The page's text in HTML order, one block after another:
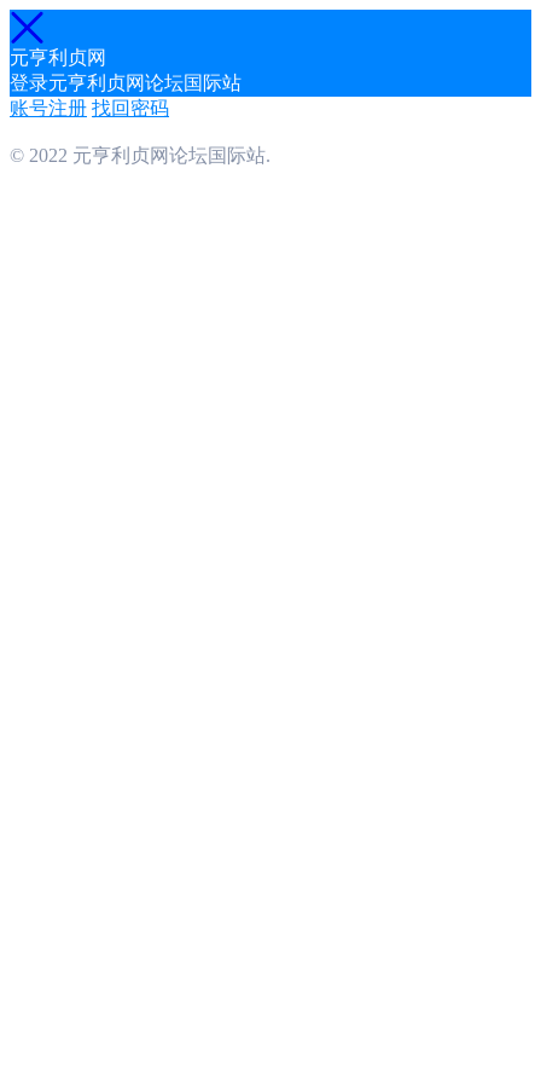
元亨利贞网
登录元亨利贞网论坛国际站
账号注册 找回密码
© 2022 元亨利贞网论坛国际站.